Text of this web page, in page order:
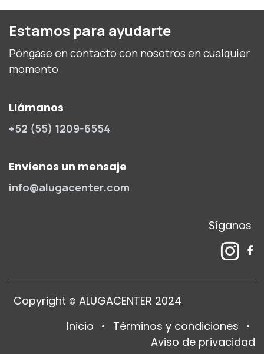
Estamos para ayudarte
Póngase en contacto con nosotros en cualquier
momento
Llámanos
+52 (55) 1209-6554
Envíenos un mensaje
info@alugacenter.com
Síganos
Copyright © ALUGACENTER 2024
Inicio • Términos y condiciones •
Aviso de privacidad